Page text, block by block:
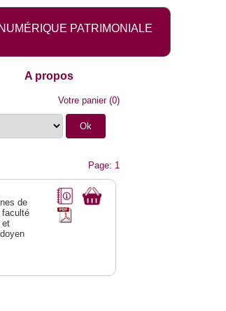
PATRIMONIALE
A propos
Votre panier(0)
Page: 1
de
faculté
et